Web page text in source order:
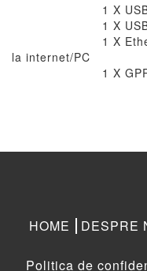
1 X USB
1 X USB
1 X Ethernet
la internet/PC
1 X GPRS
HOME DESPRE
Politica de